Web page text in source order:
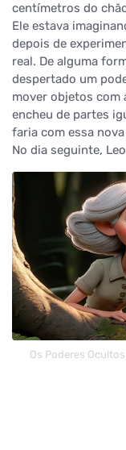
centímetros do
Ele estava
depois de
real. De alguma
despertado um
mover objetos com
encheu de partes
faria com essa
No dia seguinte,
Os Poderes